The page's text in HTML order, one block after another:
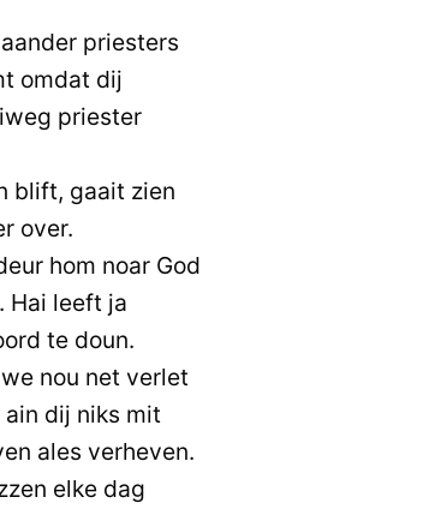
priesters
omdat dij
priester
blift, gaait zien
over.
hom noar God
Hai leeft ja
te doun.
nou net verlet
ain dij niks mit
ales verheven.
elke dag